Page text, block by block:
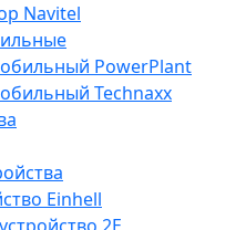
Navitel
PowerPlant
Technaxx
Einhell